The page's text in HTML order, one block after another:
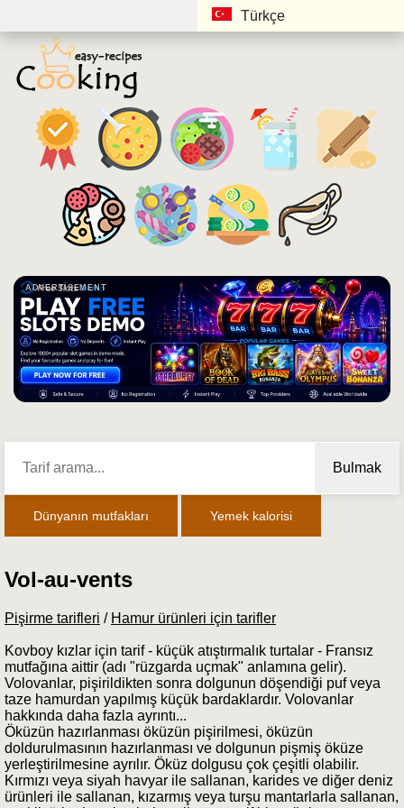
Türkçe
ADVERTISEMENT
Bulmak
Dünyanın mutfakları Yemek kalorisi
Vol-au-vents
Pişirme tarifleri / Hamur ürünleri için tarifler
Kovboy kızlar için tarif - küçük atıştırmalık turtalar - Fransız
mutfağına aittir (adı "rüzgarda uçmak" anlamına gelir).
Volovanlar, pişirildikten sonra dolgunun döşendiği puf veya
taze hamurdan yapılmış küçük bardaklardır. Volovanlar
hakkında daha fazla ayrıntı...
Öküzün hazırlanması öküzün pişirilmesi, öküzün
doldurulmasının hazırlanması ve dolgunun pişmiş öküze
yerleştirilmesine ayrılır. Öküz dolgusu çok çeşitli olabilir.
Kırmızı veya siyah havyar ile sallanan, karides ve diğer deniz
ürünleri ile sallanan, kızarmış veya turşu mantarlarla sallanan,